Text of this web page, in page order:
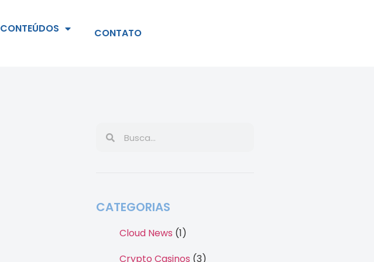
CONTEÚDOS CONTATO
CATEGORIAS
Cloud News (1)
Crypto Casinos (3)